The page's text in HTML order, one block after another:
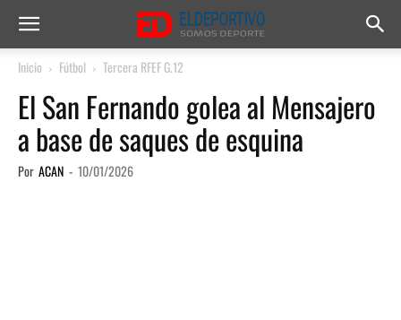
Inicio Fútbol Tercera RFEF G.12
El San Fernando golea al Mensajero
a base de saques de esquina
Por ACAN - 10/01/2026